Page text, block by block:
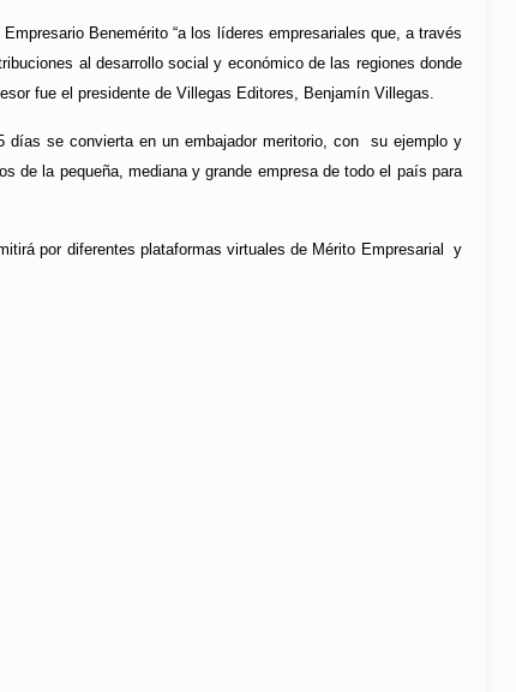
Benemérito “a los líderes empresariales que, a través
al desarrollo social y económico de las regiones donde
fue el presidente de Villegas Editores, Benjamín Villegas.
días se convierta en un embajador meritorio, con su ejemplo y
de la pequeña, mediana y grande empresa de todo el país para
por diferentes plataformas virtuales de Mérito Empresarial y